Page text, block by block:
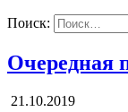
Поиск:
Очередная
21.10.2019